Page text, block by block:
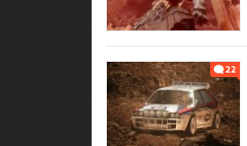
22